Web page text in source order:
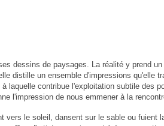
dessins de paysages. La réalité y prend
distille un ensemble d'impressions qu'elle
laquelle contribue l'exploitation subtile des
l'impression de nous emmener à la
vers le soleil, dansent sur le sable ou